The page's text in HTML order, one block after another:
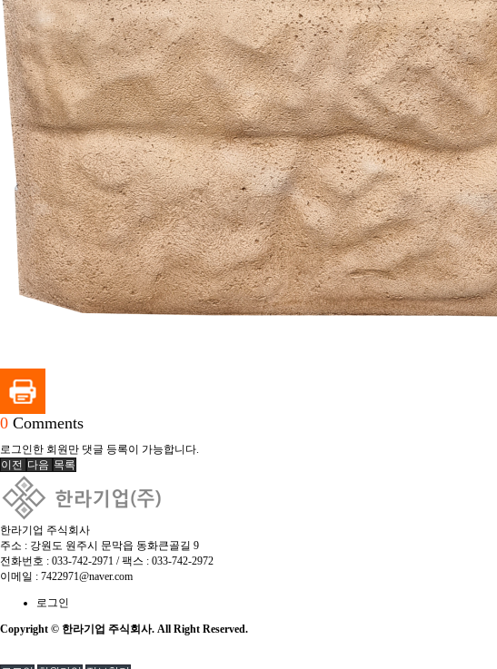
0 Comments
로그인한 회원만 댓글 등록이 가능합니다.
이전 다음 목록
한라기업 주식회사
주소 : 강원도 원주시 문막읍 동화큰골길 9
전화번호 : 033-742-2971 / 팩스 : 033-742-2972
이메일 : 7422971@naver.com
로그인
Copyright © 한라기업 주식회사. All Right Reserved.